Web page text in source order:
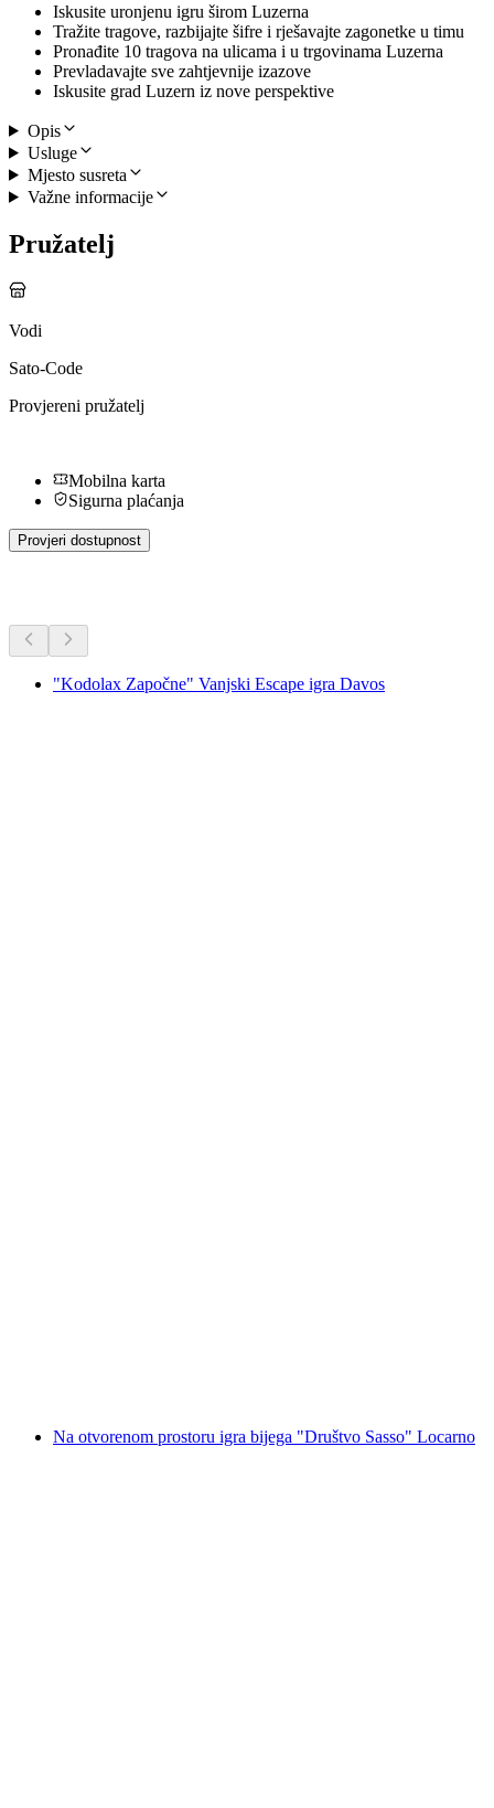
Iskusite uronjenu igru širom Luzerna
Tražite tragove, razbijajte šifre i rješavajte zagonetke u timu
Pronađite 10 tragova na ulicama i u trgovinama Luzerna
Prevladavajte sve zahtjevnije izazove
Iskusite grad Luzern iz nove perspektive
Opis
Usluge
Mjesto susreta
Važne informacije
Pružatelj
Vodi
Sato-Code
Provjereni pružatelj
Mobilna karta
Sigurna plaćanja
Provjeri dostupnost
"Kodolax Započne" Vanjski Escape igra Davos
Na otvorenom prostoru igra bijega "Društvo Sasso" Locarno